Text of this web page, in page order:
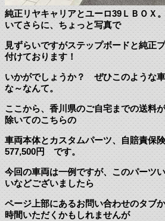
純正リヤキャリアとユーロ39ＬＢＯＸ
いてさらに、ちょっと写真で
見ずらいですがステップボードと純正
付けております！
いかがでしょうか？ ぜひこのような
な～なんて。
ここから、香川県のご自宅までの送料
除いてのこちらの
車両本体とカスタムパーツ、自賠責
577,500円 です。
今回の車両は一例ですが、このパーツ
いなどございましたら
ページ上部にあるお問い合わせのタブ
時間いただくかもしれませんが